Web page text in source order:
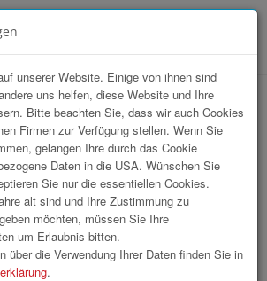
zu Gast bei Energie AG
unserer Website. Einige von ihnen sind
uns helfen, diese Website und Ihre
Bitte beachten Sie, dass wir auch Cookies
Firmen zur Verfügung stellen. Wenn Sie
gelangen Ihre durch das Cookie
Daten in die USA. Wünschen Sie
Sie nur die essentiellen Cookies.
alt sind und Ihre Zustimmung zu
möchten, müssen Sie Ihre
um Erlaubnis bitten.
über die Verwendung Ihrer Daten finden Sie in
.